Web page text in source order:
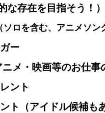
な存在を目指そう！）
ロを含む、アニメソン
ー
メ・映画等のお仕事
ント
ト（アイドル候補もあ